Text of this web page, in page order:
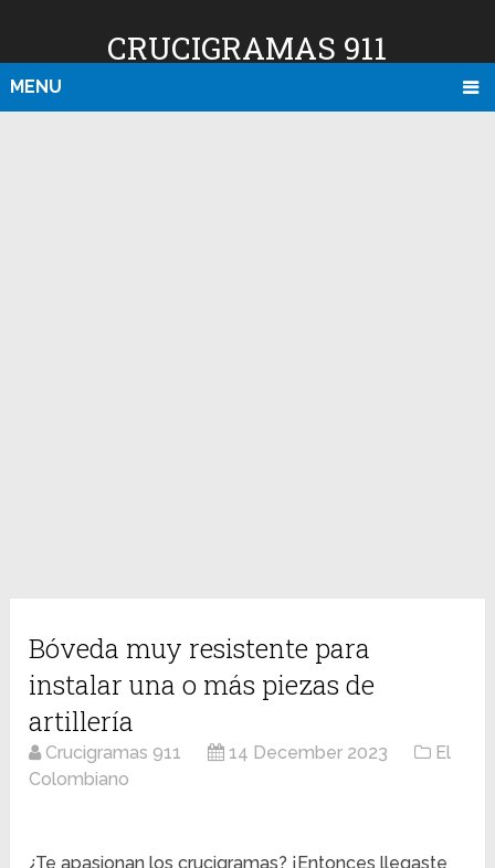
CRUCIGRAMAS 911
MENU
Bóveda muy resistente para
instalar una o más piezas de
artillería
Crucigramas 911 14 December 2023
El
Colombiano
¿Te apasionan los crucigramas? ¡Entonces llegaste